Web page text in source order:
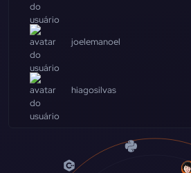
joelemanoel
hiagosilvas